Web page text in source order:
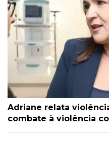
Adriane relata
combate à violência